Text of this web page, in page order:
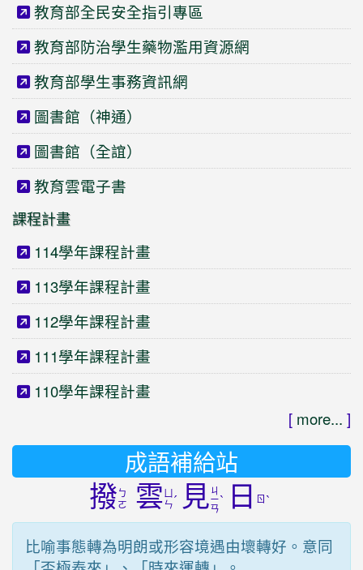
教育部全民安全指引專區
教育部防治學生藥物濫用資源網
教育部學生事務資訊網
圖書館（神通）
圖書館（全誼）
教育雲電子書
課程計畫
114學年課程計畫
113學年課程計畫
112學年課程計畫
111學年課程計畫
110學年課程計畫
[ more... ]
成語補給站
撥 ㄅ
ㄛ
雲ㄩ
ㄣˊ 見 ㄐ
ㄧ
ㄢ
ˋ 日 ㄖ ˋ
比喻事態轉為明朗或形容境遇由壞轉好。意同